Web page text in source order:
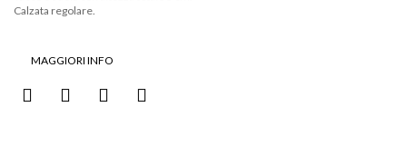
Calzata regolare.
MAGGIORI INFO